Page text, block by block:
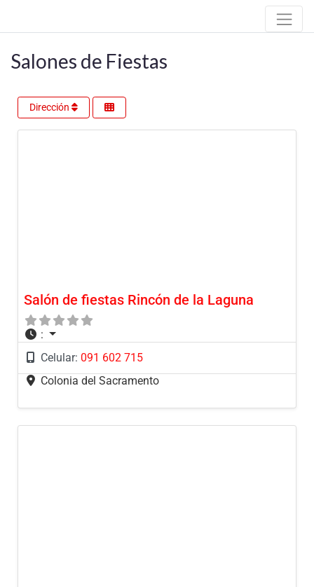
Salones de Fiestas
Dirección
Salón de fiestas Rincón de la Laguna
:
Celular: 091 602 715
Colonia del Sacramento